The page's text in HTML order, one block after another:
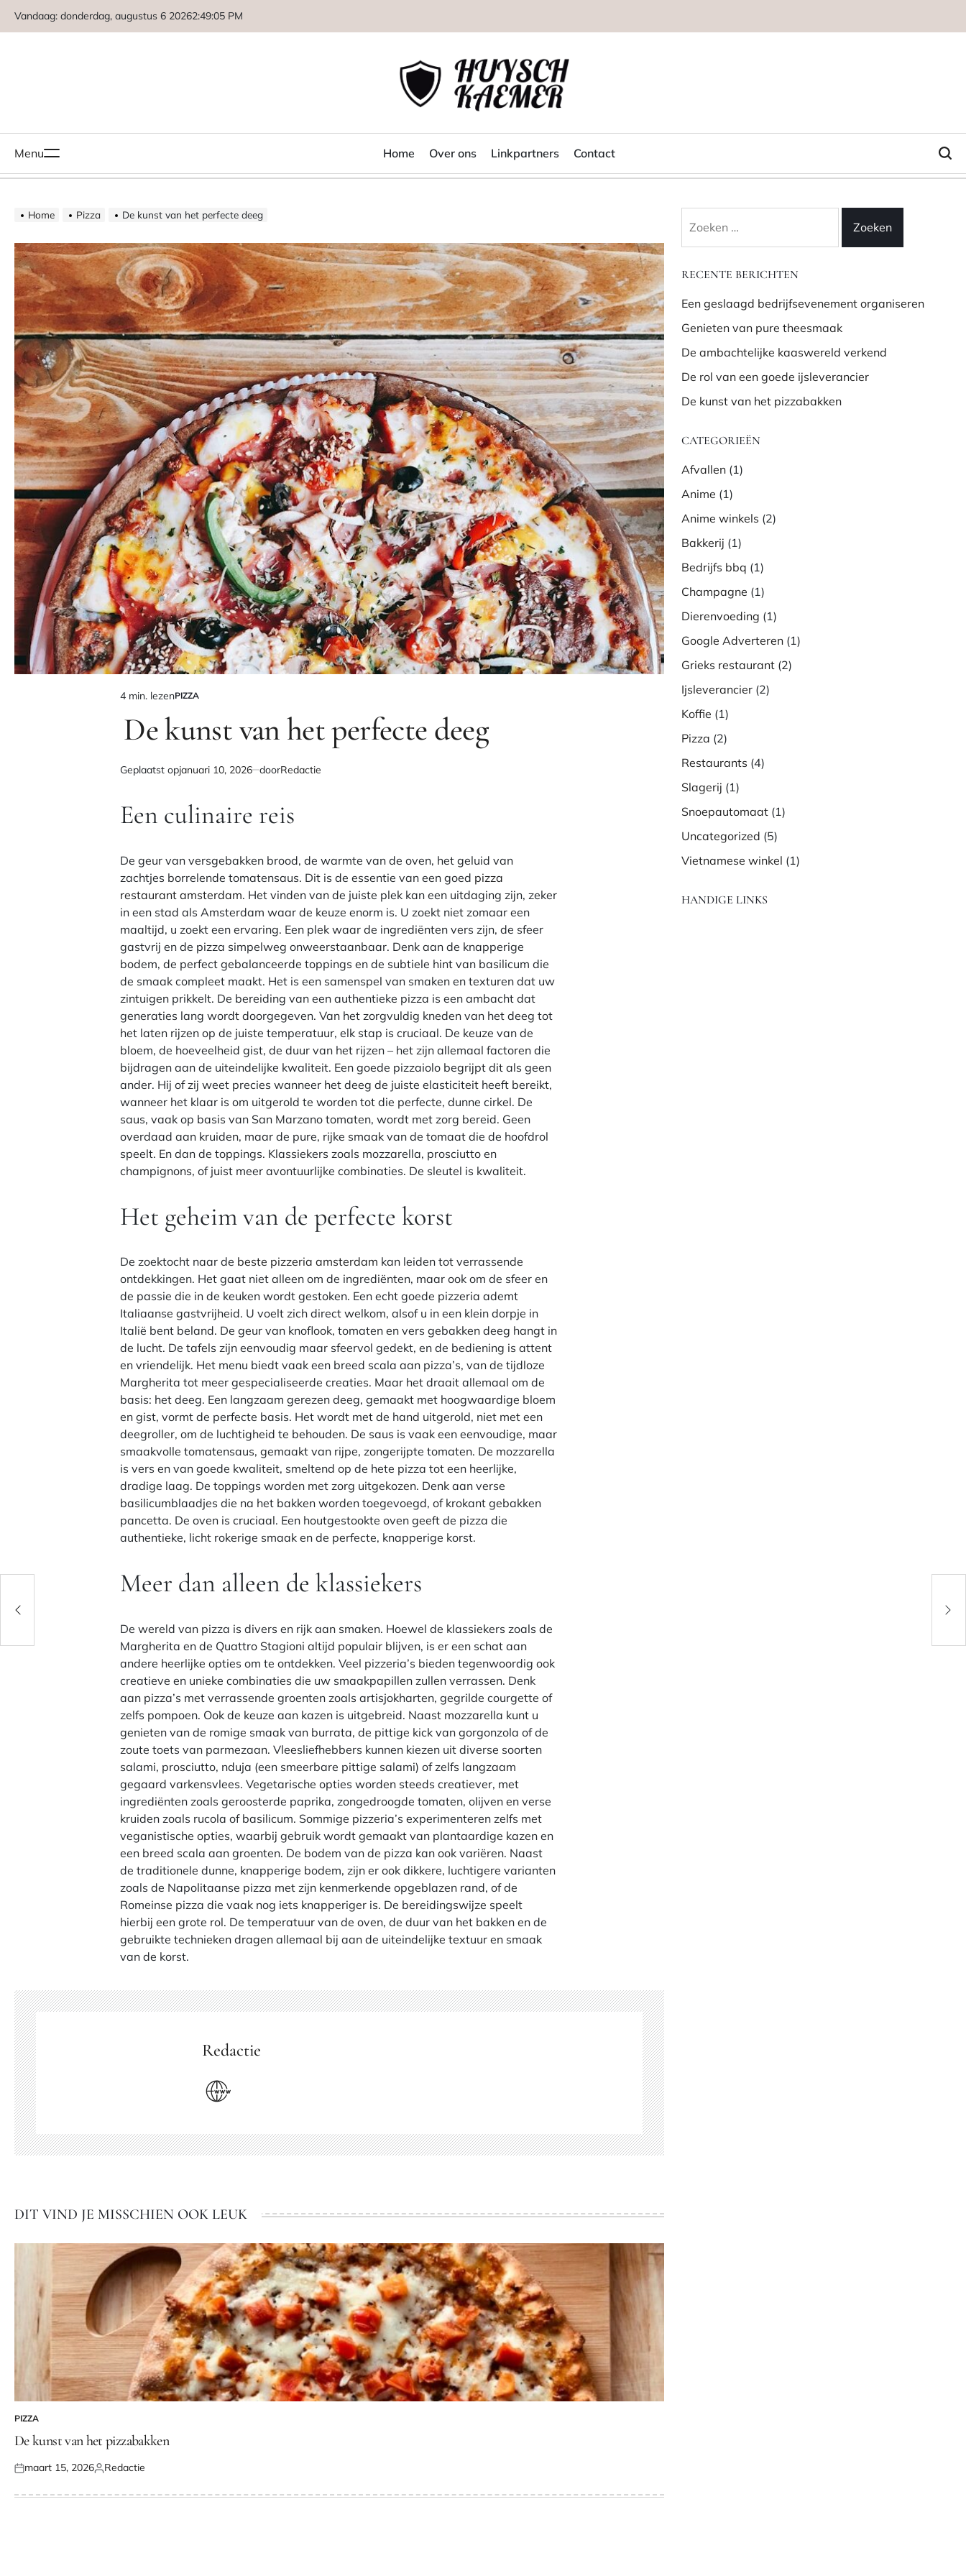
Vandaag: donderdag, augustus 6 20262:49:06 PM
Huysch
Kaemer
Menu Home Over ons Linkpartners Contact
Home Pizza De kunst van het perfecte deeg
Geschatte
leestijd
4 min. lezenGEPLAATST
PIZZA
De kunst van het perfecte deeg
Geplaatst opjanuari 10, 2026 doorRedactie
Een culinaire reis
De geur van versgebakken brood, de warmte van de oven, het geluid van
zachtjes borrelende tomatensaus. Dit is de essentie van een goed pizza
restaurant amsterdam. Het vinden van de juiste plek kan een uitdaging zijn, zeker
in een stad als Amsterdam waar de keuze enorm is. U zoekt niet zomaar een
maaltijd, u zoekt een ervaring. Een plek waar de ingrediënten vers zijn, de sfeer
gastvrij en de pizza simpelweg onweerstaanbaar. Denk aan de knapperige
bodem, de perfect gebalanceerde toppings en de subtiele hint van basilicum die
de smaak compleet maakt. Het is een samenspel van smaken en texturen dat uw
zintuigen prikkelt. De bereiding van een authentieke pizza is een ambacht dat
generaties lang wordt doorgegeven. Van het zorgvuldig kneden van het deeg tot
het laten rijzen op de juiste temperatuur, elk stap is cruciaal. De keuze van de
bloem, de hoeveelheid gist, de duur van het rijzen – het zijn allemaal factoren die
bijdragen aan de uiteindelijke kwaliteit. Een goede pizzaiolo begrijpt dit als geen
ander. Hij of zij weet precies wanneer het deeg de juiste elasticiteit heeft bereikt,
wanneer het klaar is om uitgerold te worden tot die perfecte, dunne cirkel. De
saus, vaak op basis van San Marzano tomaten, wordt met zorg bereid. Geen
overdaad aan kruiden, maar de pure, rijke smaak van de tomaat die de hoofdrol
speelt. En dan de toppings. Klassiekers zoals mozzarella, prosciutto en
champignons, of juist meer avontuurlijke combinaties. De sleutel is kwaliteit.
Het geheim van de perfecte korst
De zoektocht naar de beste pizzeria amsterdam kan leiden tot verrassende
ontdekkingen. Het gaat niet alleen om de ingrediënten, maar ook om de sfeer en
de passie die in de keuken wordt gestoken. Een echt goede pizzeria ademt
Italiaanse gastvrijheid. U voelt zich direct welkom, alsof u in een klein dorpje in
Italië bent beland. De geur van knoflook, tomaten en vers gebakken deeg hangt in
de lucht. De tafels zijn eenvoudig maar sfeervol gedekt, en de bediening is attent
en vriendelijk. Het menu biedt vaak een breed scala aan pizza’s, van de tijdloze
Margherita tot meer gespecialiseerde creaties. Maar het draait allemaal om de
basis: het deeg. Een langzaam gerezen deeg, gemaakt met hoogwaardige bloem
en gist, vormt de perfecte basis. Het wordt met de hand uitgerold, niet met een
deegroller, om de luchtigheid te behouden. De saus is vaak een eenvoudige, maar
smaakvolle tomatensaus, gemaakt van rijpe, zongerijpte tomaten. De mozzarella
is vers en van goede kwaliteit, smeltend op de hete pizza tot een heerlijke,
dradige laag. De toppings worden met zorg uitgekozen. Denk aan verse
basilicumblaadjes die na het bakken worden toegevoegd, of krokant gebakken
pancetta. De oven is cruciaal. Een houtgestookte oven geeft de pizza die
authentieke, licht rokerige smaak en de perfecte, knapperige korst.
Meer dan alleen de klassiekers
De wereld van pizza is divers en rijk aan smaken. Hoewel de klassiekers zoals de
Margherita en de Quattro Stagioni altijd populair blijven, is er een schat aan
andere heerlijke opties om te ontdekken. Veel pizzeria’s bieden tegenwoordig ook
creatieve en unieke combinaties die uw smaakpapillen zullen verrassen. Denk
aan pizza’s met verrassende groenten zoals artisjokharten, gegrilde courgette of
zelfs pompoen. Ook de keuze aan kazen is uitgebreid. Naast mozzarella kunt u
genieten van de romige smaak van burrata, de pittige kick van gorgonzola of de
zoute toets van parmezaan. Vleesliefhebbers kunnen kiezen uit diverse soorten
salami, prosciutto, nduja (een smeerbare pittige salami) of zelfs langzaam
gegaard varkensvlees. Vegetarische opties worden steeds creatiever, met
ingrediënten zoals geroosterde paprika, zongedroogde tomaten, olijven en verse
kruiden zoals rucola of basilicum. Sommige pizzeria’s experimenteren zelfs met
veganistische opties, waarbij gebruik wordt gemaakt van plantaardige kazen en
een breed scala aan groenten. De bodem van de pizza kan ook variëren. Naast
de traditionele dunne, knapperige bodem, zijn er ook dikkere, luchtigere varianten
zoals de Napolitaanse pizza met zijn kenmerkende opgeblazen rand, of de
Romeinse pizza die vaak nog iets knapperiger is. De bereidingswijze speelt
hierbij een grote rol. De temperatuur van de oven, de duur van het bakken en de
gebruikte technieken dragen allemaal bij aan de uiteindelijke textuur en smaak
van de korst.
Redactie
DIT VIND JE MISSCHIEN OOK LEUK
GEPLAATST
IN
PIZZA
De kunst van het pizzabakken
Geplaatst
maart 15, 2026Geplaatst
Redactie
naar:
RECENTE BERICHTEN
Een geslaagd bedrijfsevenement organiseren
Genieten van pure theesmaak
De ambachtelijke kaaswereld verkend
De rol van een goede ijsleverancier
De kunst van het pizzabakken
CATEGORIEËN
Afvallen (1)
Anime (1)
Anime winkels (2)
Bakkerij (1)
Bedrijfs bbq (1)
Champagne (1)
Dierenvoeding (1)
Google Adverteren (1)
Grieks restaurant (2)
Ijsleverancier (2)
Koffie (1)
Pizza (2)
Restaurants (4)
Slagerij (1)
Snoepautomaat (1)
Uncategorized (5)
Vietnamese winkel (1)
HANDIGE LINKS